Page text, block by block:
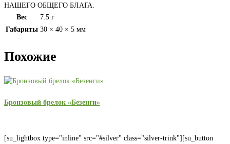
НАШЕГО ОБЩЕГО БЛАГА.
Вес
7.5 г
Габариты 30 × 40 × 5 мм
Похожие
Бронзовый брелок «Безенги»
[su_lightbox type="inline" src="#silver" class="silver-trink"][su_button